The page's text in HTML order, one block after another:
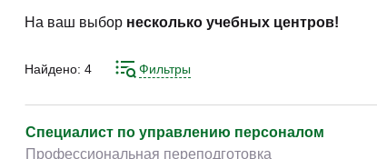
Дизайн (1)
На ваш выбор несколько учебных центров!
Найдено: 4 Фильтры
Специалист по управлению персоналом
Профессиональная переподготовка